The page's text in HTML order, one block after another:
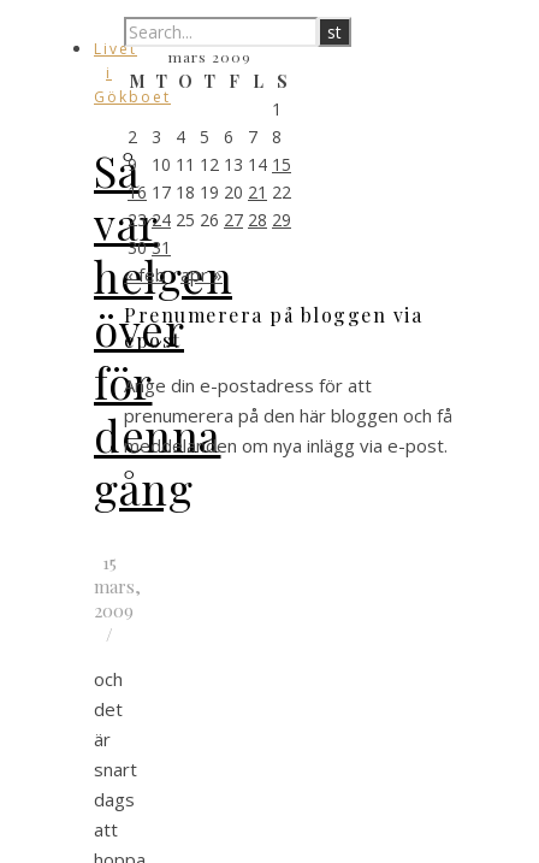
Livet
i
Gökboet
Så
var
helgen
över
för
denna
gång
15
mars,
2009
/
och
det
är
snart
dags
att
mars 2009
M T O T F L
S
1
2
3 4 5 6 7
8
9
10 11 12 13 14 15
16 17 18 19 20 21 22
23 24 25 26 27 28 29
30 31
« feb apr »
Prenumerera på bloggen via
epost
Ange din e-postadress för att
prenumerera på den här bloggen och få
meddelanden om nya inlägg via e-post.